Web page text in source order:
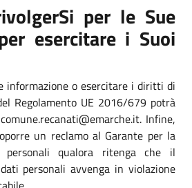
per le Sue
esercitare i Suoi
informazione o esercitare i diritti di
Regolamento UE 2016/679 potrà
Infine,
un reclamo al Garante per la
qualora ritenga che il
personali avvenga in violazione